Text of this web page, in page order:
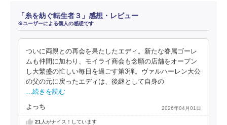
「糸を紡ぐ転生者３」感想・レビュー
※ユーザーによる個人の感想です
ついに両親との再会を果たしたエディ。新たな眷属ゴーレ
ムも仲間に加わり、モイライ商会も念願の店舗をオープン
し大繁盛の忙しい毎日を過ごす第3弾。ヴァルハーレン大公
の父の元に戻ったエディは、後継として自身の
…続きを読む
よっち 2026年04月01日
21 人がナイス！しています